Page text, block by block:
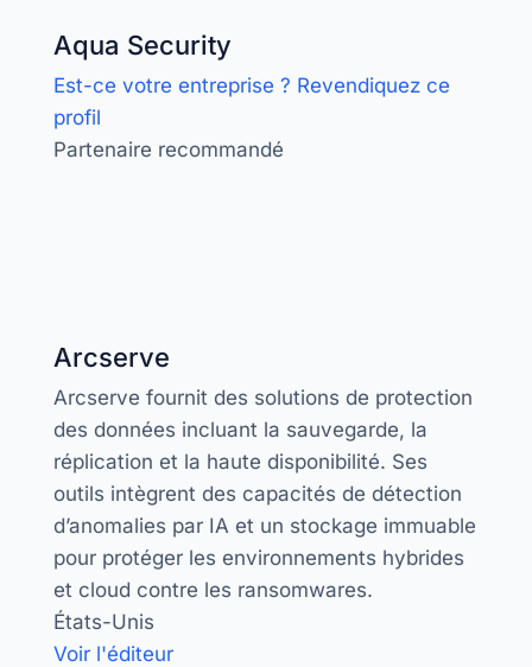
Aqua Security
Est-ce votre entreprise ? Revendiquez ce
profil
Partenaire recommandé
Arcserve
Arcserve fournit des solutions de protection
des données incluant la sauvegarde, la
réplication et la haute disponibilité. Ses
outils intègrent des capacités de détection
d’anomalies par IA et un stockage immuable
pour protéger les environnements hybrides
et cloud contre les ransomwares.
États-Unis
Voir l'éditeur